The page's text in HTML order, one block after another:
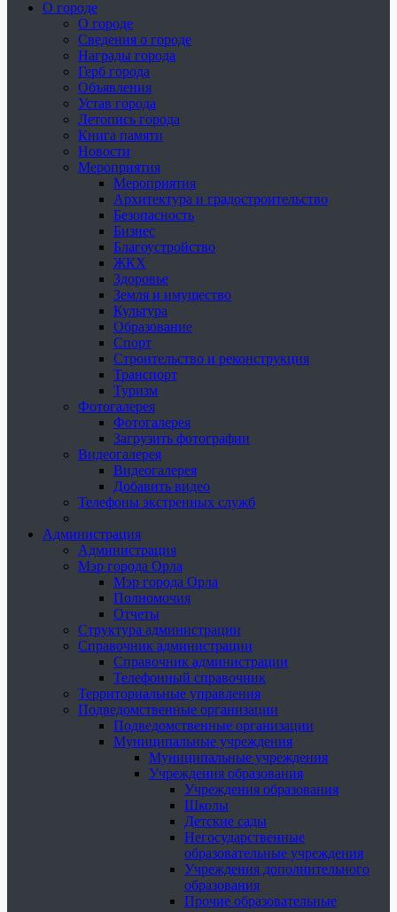
О городе
О городе
Сведения о городе
Награды города
Герб города
Объявления
Устав города
Летопись города
Книга памяти
Новости
Мероприятия
Мероприятия
Архитектура и градостроительство
Безопасность
Бизнес
Благоустройство
ЖКХ
Здоровье
Земля и имущество
Культура
Образование
Спорт
Строительство и реконструкция
Транспорт
Туризм
Фотогалерея
Фотогалерея
Загрузить фотографии
Видеогалерея
Видеогалерея
Добавить видео
Телефоны экстренных служб
Администрация
Администрация
Мэр города Орла
Мэр города Орла
Полномочия
Отчеты
Структура администрации
Справочник администрации
Справочник администрации
Телефонный справочник
Территориальные управления
Подведомственные организации
Подведомственные организации
Муниципальные учреждения
Муниципальные учреждения
Учреждения образования
Учреждения образования
Школы
Детские сады
Негосударственные
образовательные учреждения
Учреждения дополнительного
образования
Прочие образовательные